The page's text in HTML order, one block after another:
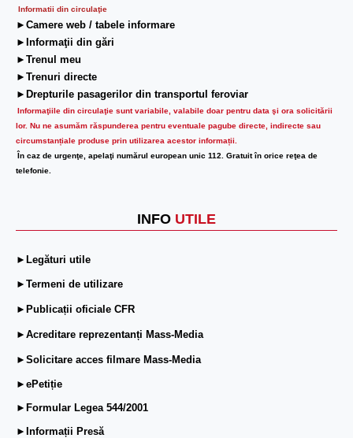
Informatii din circulaţie
►Camere web / tabele informare
►Informaţii din gări
►Trenul meu
►Trenuri directe
►Drepturile pasagerilor din transportul feroviar
Informaţiile din circulaţie sunt variabile, valabile doar pentru data şi ora solicitării
lor. Nu ne asumăm răspunderea pentru eventuale pagube directe, indirecte sau
circumstanțiale produse prin utilizarea acestor informații.
În caz de urgenţe, apelaţi numărul european unic 112. Gratuit în orice reţea de
telefonie.
INFO UTILE
►Legături utile
►Termeni de utilizare
►Publicații oficiale CFR
►Acreditare reprezentanți Mass-Media
►Solicitare acces filmare Mass-Media
►ePetiție
►Formular Legea 544/2001
►Informații Presă